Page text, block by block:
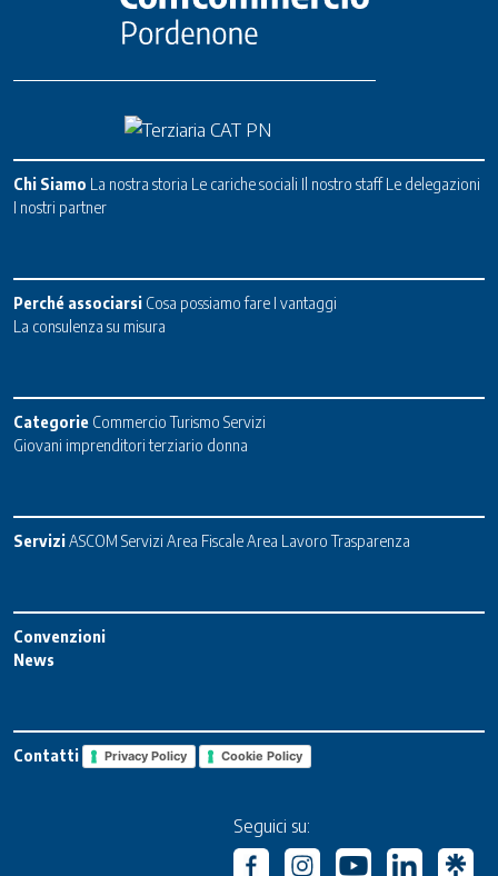
Chi Siamo La nostra storia Le cariche sociali Il nostro staff Le delegazioni
I nostri partner
Perché associarsi Cosa possiamo fare I vantaggi
La consulenza su misura
Categorie Commercio Turismo Servizi
Giovani imprenditori terziario donna
ServiziASCOM Servizi Area FiscaleArea Lavoro Trasparenza
Convenzioni
News
Contatti Privacy Policy Cookie Policy
Seguici su: